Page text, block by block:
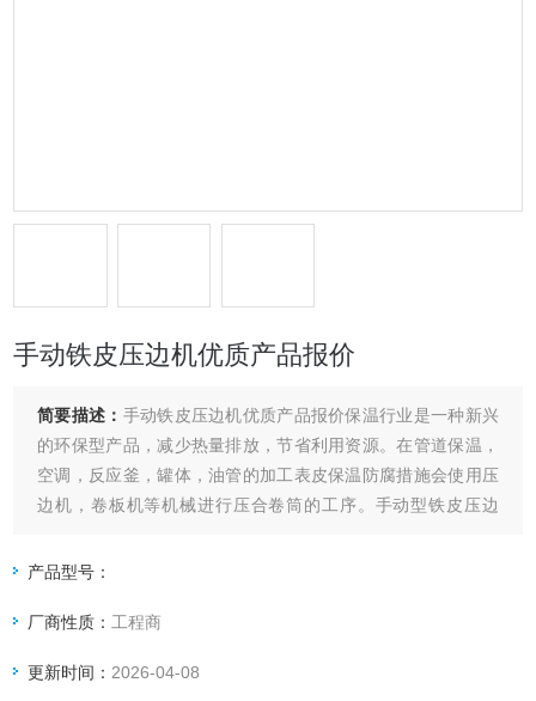
手动铁皮压边机优质产品报价
简要描述： 手动铁皮压边机优质产品报价保温行业是一种新兴
的环保型产品，减少热量排放，节省利用资源。在管道保温，
空调，反应釜，罐体，油管的加工表皮保温防腐措施会使用压
边机，卷板机等机械进行压合卷筒的工序。手动型铁皮压边
边缘位置形成一道圆槽，包裹时相互咬合形成整体的连接。手
锌板，白铁皮，铝皮等材料。
产品型号：
厂商性质： 工程商
更新时间： 2026-04-08